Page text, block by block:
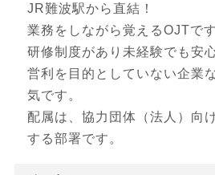
JR難波駅から直結！
業務をしながら覚えるOJTで
研修制度があり未経験でも安
営利を目的としていない企業
気です。
配属は、協力団体（法人）向
する部署です。